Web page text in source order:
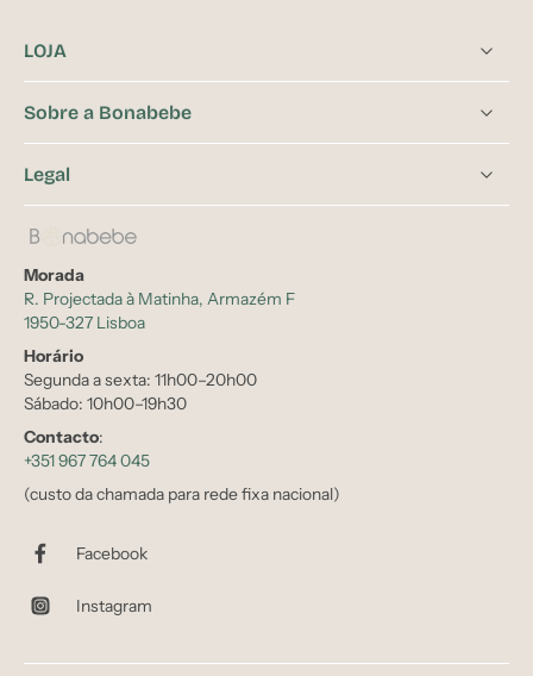
LOJA
Sobre a Bonabebe
Legal
Morada
R. Projectada à Matinha, Armazém F
1950-327 Lisboa
Horário
Segunda a sexta: 11h00–20h00
Sábado: 10h00–19h30
Contacto:
+351 967 764 045
(custo da chamada para rede fixa nacional)
Facebook
Instagram